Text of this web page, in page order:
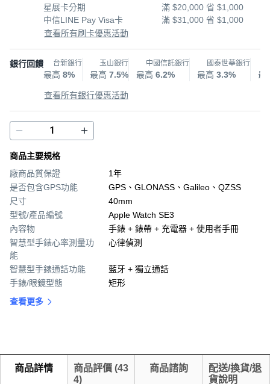
星展卡分期
滿 $20,000 省 $1,000
中信LINE Pay Visa卡
滿 $31,000 省 $1,000
查看所有刷卡優惠活動
銀行回饋 台新銀行
最高 8%
玉山銀行
最高 7.5%
中國信託銀行
最高 6.2%
國泰世華銀行
最高 3.3% 最
查看所有銀行優惠活動
商品主要規格
廠商品質保證
1年
是否包含GPS功能
GPS、GLONASS、Galileo、QZSS
尺寸
40mm
型號/產品編號
Apple Watch SE3
內容物
手錶 + 錶帶 + 充電器 + 使用者手冊
智慧型手錶心率測量功
能
心律偵測
智慧型手錶通話功能
藍牙 + 獨立通話
手錶/眼鏡型態
矩形
查看更多
商品詳情 商品評價 (43
4)
商品諮詢
配送/換貨/退
貨說明